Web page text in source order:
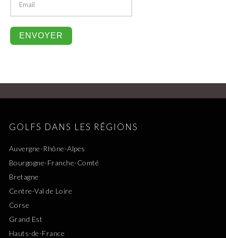
GOLFS DANS LES RÉGIONS
Auvergne-Rhône-Alpes
Bourgogne-Franche-Comté
Bretagne
Centre-Val de Loire
Corse
Grand Est
Hauts-de-France